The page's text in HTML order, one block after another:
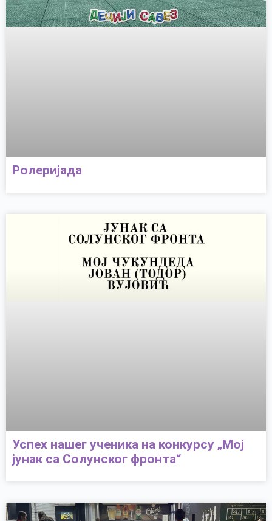
Ролеријада
Успех нашег ученика на конкурсу „Мој
јунак са Солунског фронта“